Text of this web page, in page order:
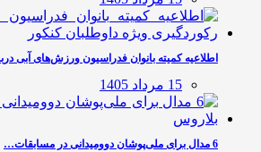
اطلاعیه کمیته بانوان فدراسیون ورزش‌های آبی
15 مرداد 1405
6 مدال برای ملی‌پوشان دوومیدانی در مسابقات…